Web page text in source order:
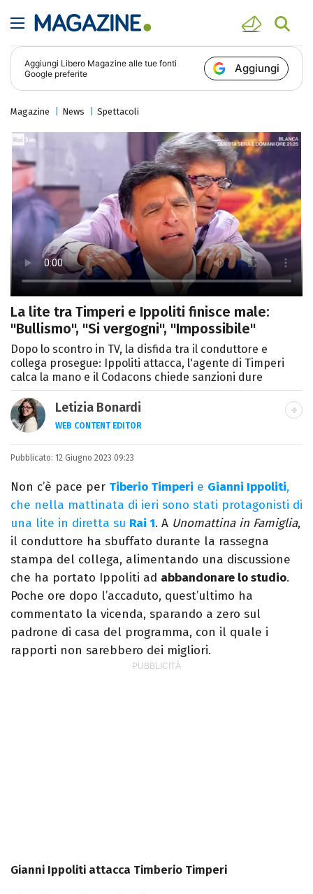
Aggiungi Libero Magazine alle tue fonti
Google preferite
Aggiungi
Magazine News Spettacoli
La lite tra Timperi e Ippoliti finisce male:
"Bullismo", "Si vergogni", "Impossibile"
Dopo lo scontro in TV, la disfida tra il conduttore e
collega prosegue: Ippoliti attacca, l'agente di Timperi
calca la mano e il Codacons chiede sanzioni dure
Letizia Bonardi
WEB CONTENT EDITOR
Content Editor e aspirante giornalista,
appassionata di arte e libri con un amore
per la scrittura scoperto quasi per caso.
Pubblicato: 12 Giugno 2023 09:23
Non c’è pace per Tiberio Timperi e Gianni Ippoliti,
che nella mattinata di ieri sono stati protagonisti di
una lite in diretta su Rai 1. A Unomattina in Famiglia,
il conduttore ha sbuffato durante la rassegna
stampa del collega, alimentando una discussione
che ha portato Ippoliti ad abbandonare lo studio.
Poche ore dopo l’accaduto, quest’ultimo ha
commentato la vicenda, sparando a zero sul
padrone di casa del programma, con il quale i
rapporti non sarebbero dei migliori.
Gianni Ippoliti attacca Timberio Timperi